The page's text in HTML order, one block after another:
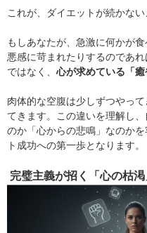
これが、ダイエットが続かない
もしあなたが、急激に何かが
悪感に苛まれたりするのであ
ではなく、 心が求めている「
肉体的な空腹は少しずつやっ
てきます。この違いを理解し
のか「心からの悲鳴」なのか
ト成功への第一歩となります。
完璧主義が招く「心の枯